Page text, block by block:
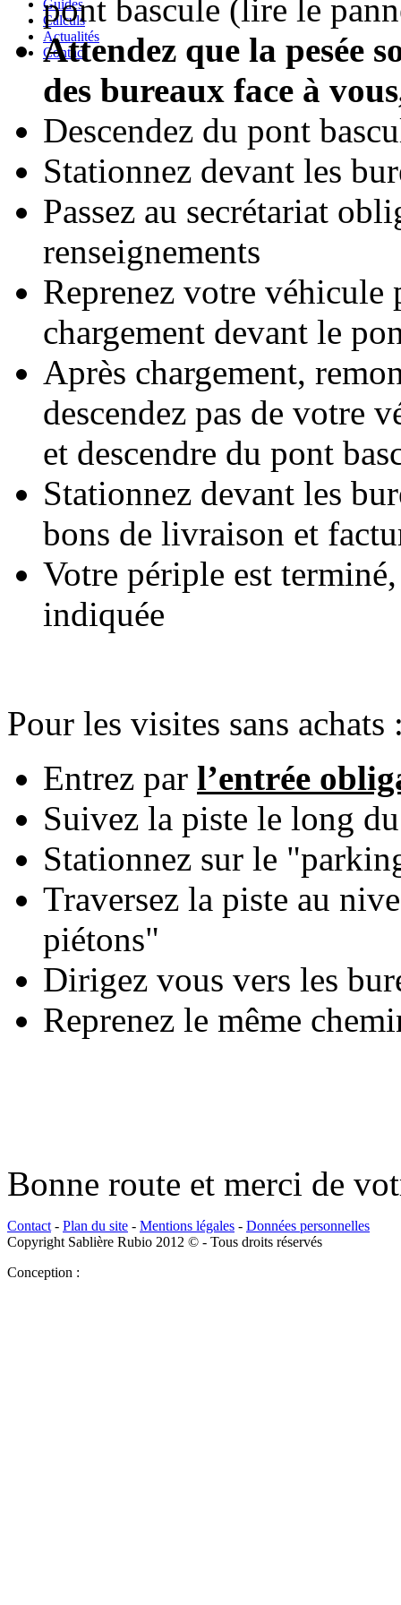
Guides
Calculs
Actualités
Contact
pont bascule (lire le
Attendez que la pesée
des bureaux face à
Descendez du pont
Stationnez devant les
Passez au secrétariat
renseignements
Reprenez votre
chargement devant le
Après chargement,
descendez pas de votre
et descendre du pont
Stationnez devant les
bons de livraison et
Votre périple est
indiquée
Pour les visites sans achats
Entrez par l’entrée
Suivez la piste le long
Stationnez sur le
Traversez la piste au
piétons"
Dirigez vous vers les
Reprenez le même
Bonne route et merci de
Contact - Plan du site - Mentions légales - Données personnelles
Copyright Sablière Rubio 2012 © - Tous droits réservés
Conception :